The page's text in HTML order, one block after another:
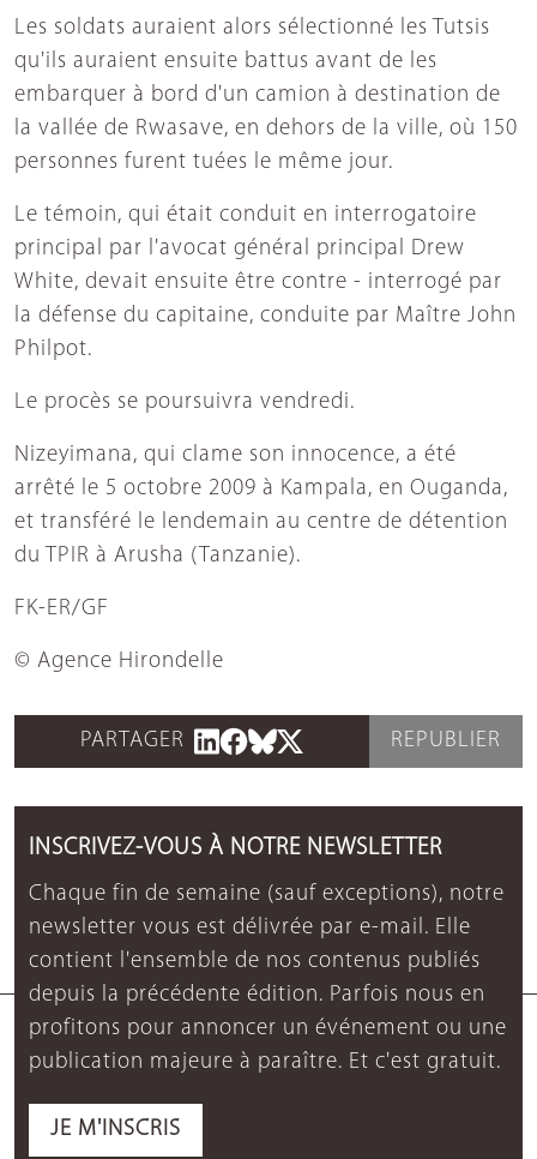
Les soldats auraient alors sélectionné les Tutsis
qu'ils auraient ensuite battus avant de les
embarquer à bord d'un camion à destination de
la vallée de Rwasave, en dehors de la ville, où 150
personnes furent tuées le même jour.
Le témoin, qui était conduit en interrogatoire
principal par l'avocat général principal Drew
White, devait ensuite être contre - interrogé par
la défense du capitaine, conduite par Maître John
Philpot.
Le procès se poursuivra vendredi.
Nizeyimana, qui clame son innocence, a été
arrêté le 5 octobre 2009 à Kampala, en Ouganda,
et transféré le lendemain au centre de détention
du TPIR à Arusha (Tanzanie).
FK-ER/GF
© Agence Hirondelle
PARTAGER REPUBLIER
INSCRIVEZ-VOUS À NOTRE NEWSLETTER
Chaque fin de semaine (sauf exceptions), notre
newsletter vous est délivrée par e-mail. Elle
contient l'ensemble de nos contenus publiés
depuis la précédente édition. Parfois nous en
profitons pour annoncer un événement ou une
publication majeure à paraître. Et c'est gratuit.
JE M'INSCRIS